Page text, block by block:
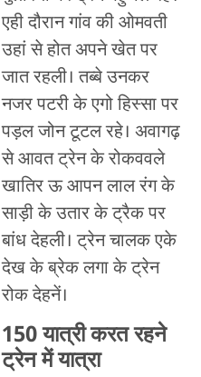
एही दौरान गांव की ओमवती
उहां से होत अपने खेत पर
जात रहली। तब्बे उनकर
नजर पटरी के एगो हिस्सा पर
पड़ल जोन टूटल रहे। अवागढ़
से आवत ट्रेन के रोकववले
खातिर ऊ आपन लाल रंग के
साड़ी के उतार के ट्रैक पर
बांध देहली। ट्रेन चालक एके
देख के ब्रेक लगा के ट्रेन
रोक देहनें।
150 यात्री करत रहने
ट्रेन में यात्रा